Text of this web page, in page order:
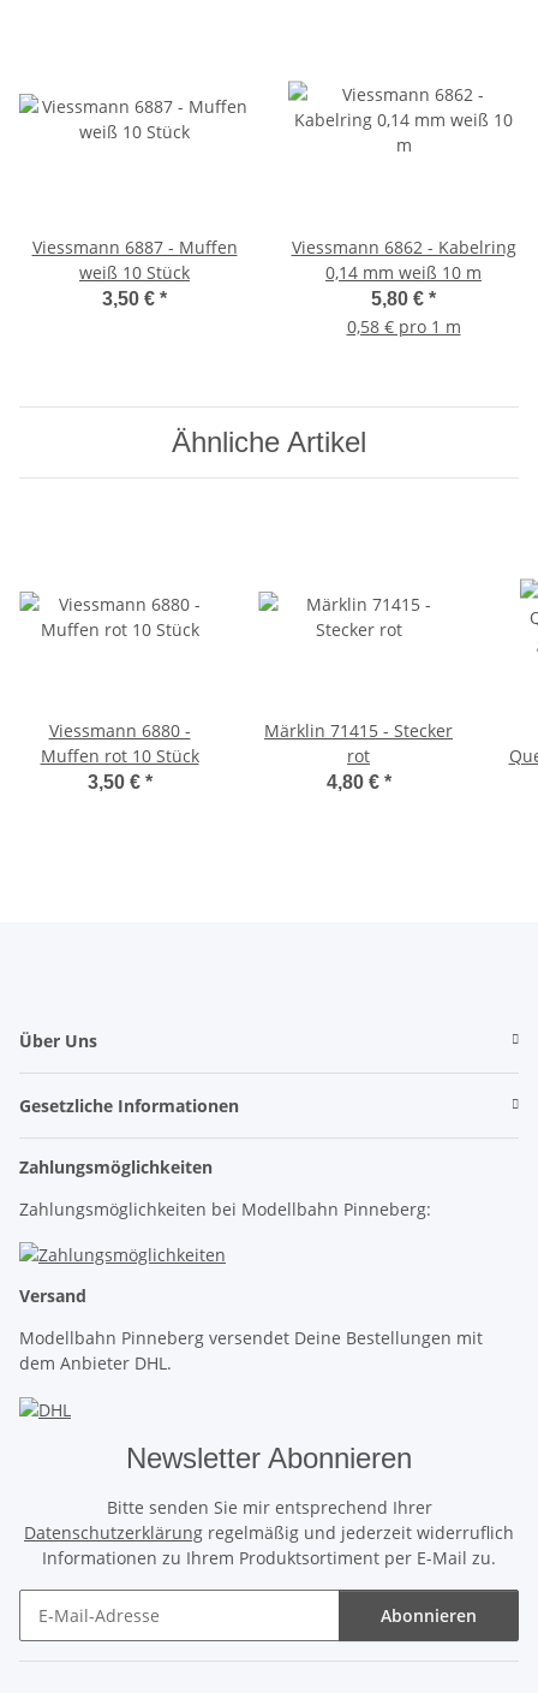
Viessmann 6887 - Muffen
weiß 10 Stück
3,50 € *
Viessmann 6862 - Kabelring
0,14 mm weiß 10 m
5,80 € *
0,58 € pro 1 m
Ähnliche Artikel
Viessmann 6880 -
Muffen rot 10 Stück
3,50 € *
Märklin 71415 - Stecker
rot
4,80 € *
Über Uns
Gesetzliche Informationen
Zahlungsmöglichkeiten
Zahlungsmöglichkeiten bei Modellbahn Pinneberg:
Versand
Modellbahn Pinneberg versendet Deine Bestellungen mit
dem Anbieter DHL.
Newsletter Abonnieren
Bitte senden Sie mir entsprechend Ihrer
Datenschutzerklärung regelmäßig und jederzeit widerruflich
Informationen zu Ihrem Produktsortiment per E-Mail zu.
Abonnieren